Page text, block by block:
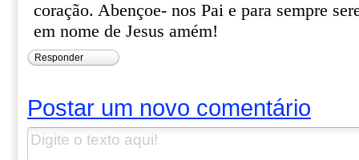
coração. Abençoe- nos Pai e para sempre
em nome de Jesus amém!
Responder
Postar um novo comentário